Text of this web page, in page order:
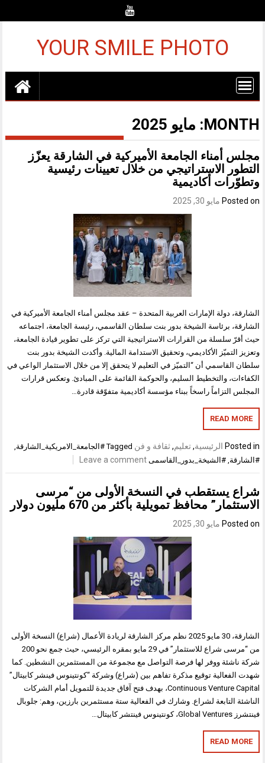
YOUR SMILE PHOTO
MONTH: مايو 2025
مجلس أمناء الجامعة الأميركية في الشارقة يعزّز
التطور الاستراتيجي من خلال تعيينات رئيسية
وتطوّرات أكاديمية
Posted on مايو 30, 2025
الشارقة، دولة الإمارات العربية المتحدة – عقد مجلس أمناء الجامعة الأميركية في
الشارقة، برئاسة الشيخة بدور بنت سلطان القاسمي، رئيسة الجامعة، اجتماعه
حيث أقرّ سلسلة من القرارات الاستراتيجية التي تركز على تطوير قيادة الجامعة،
وتعزيز التميّز الأكاديمي، وتحقيق الاستدامة المالية. وأكدت الشيخة بدور بنت
سلطان القاسمي أن “التميّز في التعليم لا يتحقق إلا من خلال الاستثمار الواعي في
الكفاءات، والتخطيط السليم، والحوكمة القائمة على المبادئ. وتعكس قرارات
المجلس التزاماً راسخاً ببناء مؤسسة أكاديمية متفوّقة قادرة…
READ MORE
Posted in الرئيسية,تعليم,ثقافة و فن Tagged #الجامعة_الامريكية_الشارقة,
#الشارقة,#الشيخة_بدور_القاسمى Leave a comment
شراع يستقطب في النسخة الأولى من “مرسى
الاستثمار” محافظ تمويلية بأكثر من 670 مليون دولار
Posted on مايو 30, 2025
الشارقة، 30 مايو 2025 نظم مركز الشارقة لريادة الأعمال (شراع) النسخة الأولى
من “مرسى شراع للاستثمار” في 29 مايو بمقره الرئيسي، حيث جمع نحو 200
شركة ناشئة ووفر لها فرصة التواصل مع مجموعة من المستثمرين النشطين. كما
شهدت الفعالية توقيع مذكرة تفاهم بين (شراع) وشركة “كونتينوس فينشر كابيتال”
Continuous Venture Capital، بهدف فتح آفاق جديدة للتمويل أمام الشركات
الناشئة التابعة لشراع. وشارك في الفعالية ستة مستثمرين بارزين، وهم: جلوبال
فينتشرز Global Ventures، كونتينوس فينتشر كابيتال…
READ MORE